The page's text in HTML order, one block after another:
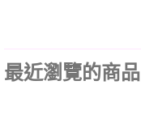
最近瀏覽的商品